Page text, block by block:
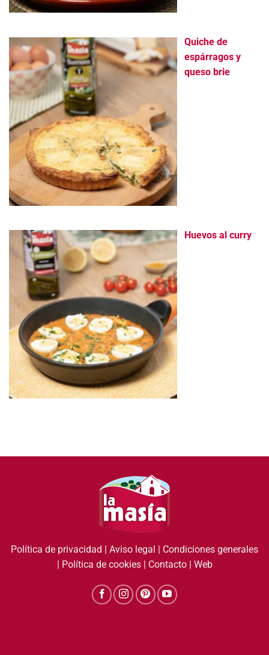
Quiche de
espárragos y
queso brie
Huevos al curry
Política de privacidad | Aviso legal | Condiciones generales
| Política de cookies| Contacto| Web